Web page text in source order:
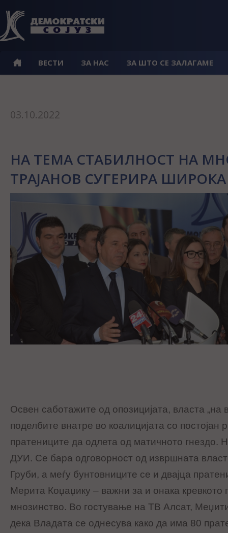
ВЕСТИ ЗА НАС ЗА ШТО СЕ ЗАЛАГАМЕ
03.10.2022
НА ТЕМА СТАБИЛНОСТ НА
ТРАЈАНОВ СУГЕРИРА
Oсвен саботажите од опозицијата, власта „на
поделбите внатре во коалицијата со постојан
пратениците да одлета од матичното гнездо.
ДУИ. Се бара одговорност од извршната
Груби, а меѓу бунтовниците се и двајца
Мерита Коџаџику – важни за и онака кревкото
мнозинство. Во гостување на ТВ Алсат,
дека Владата се однесува како да има 80